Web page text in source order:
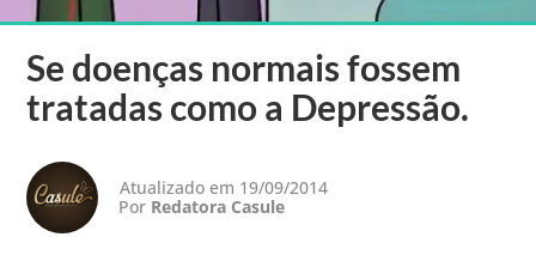
Se doenças normais fossem
tratadas como a Depressão.
Atualizado em 19/09/2014
Por Redatora Casule